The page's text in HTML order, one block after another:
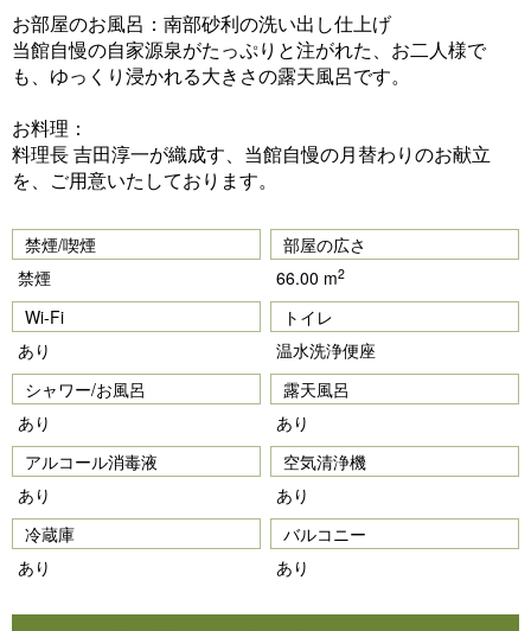
お部屋のお風呂：南部砂利の洗い出し仕上げ
当館自慢の自家源泉がたっぷりと注がれた、お二人様で
も、ゆっくり浸かれる大きさの露天風呂です。
お料理：
料理長 吉田淳一が織成す、当館自慢の月替わりのお献立
を、ご用意いたしております。
禁煙/喫煙
禁煙
部屋の広さ
66.00 m2
Wi-Fi
あり
トイレ
温水洗浄便座
シャワー/お風呂
あり
露天風呂
あり
アルコール消毒液
あり
空気清浄機
あり
冷蔵庫
あり
バルコニー
あり